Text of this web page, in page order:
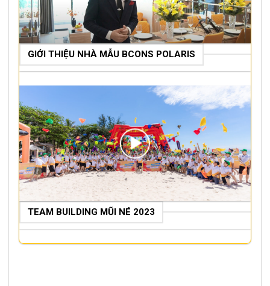
GIỚI THIỆU NHÀ MẪU BCONS POLARIS
TEAM BUILDING MŨI NÉ 2023